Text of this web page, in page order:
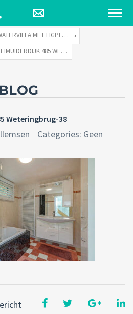
WATERVILLA MET LIGPLAATS
LEIMUIDERDIJK 485 WETERINGBRUG-38
BLOG
Weteringbrug-38
Categories: Geen